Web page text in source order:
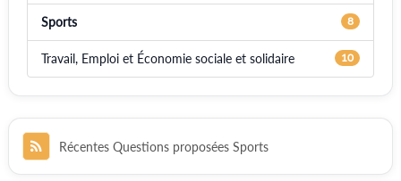
Sports 8
Travail, Emploi et Économie sociale et solidaire 10
Récentes Questions proposées Sports